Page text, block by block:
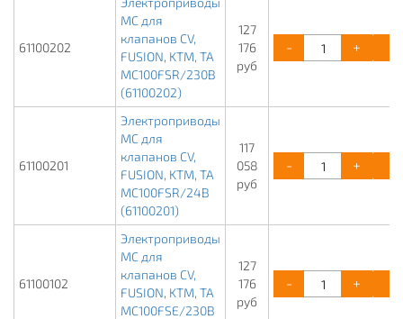
61100202
МС для
клапанов CV,
FUSION, KTM, TA
MC100FSR/230В
(61100202)
127
176
руб
- +
61100201
Электроприводы
МС для
клапанов CV,
FUSION, KTM, TA
MC100FSR/24В
(61100201)
117
058
руб
- +
61100102
Электроприводы
МС для
клапанов CV,
FUSION, KTM, TA
MC100FSE/230В
127
176
руб
- +